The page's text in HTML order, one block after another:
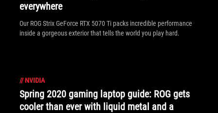
everywhere
Our ROG Strix GeForce RTX 5070 Ti packs incredible performance
inside a gorgeous exterior that tells the world you play hard.
// NVIDIA
Spring 2020 gaming laptop guide: ROG gets
cooler than ever with liquid metal and a